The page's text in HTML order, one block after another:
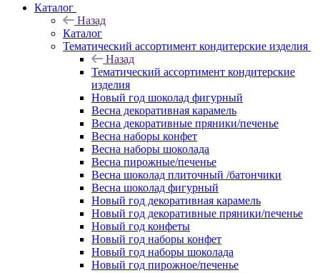
Каталог
Назад
Каталог
Тематический ассортимент кондитерские изделия
Назад
Тематический ассортимент кондитерские
изделия
Новый год шоколад фигурный
Весна декоративная карамель
Весна декоративные пряники/печенье
Весна наборы конфет
Весна наборы шоколада
Весна пирожные/печенье
Весна шоколад плиточный /батончики
Весна шоколад фигурный
Новый год декоративная карамель
Новый год декоративные пряники/печенье
Новый год конфеты
Новый год наборы конфет
Новый год наборы шоколада
Новый год пирожное/печенье